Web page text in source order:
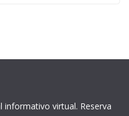
informativo virtual. Reserva